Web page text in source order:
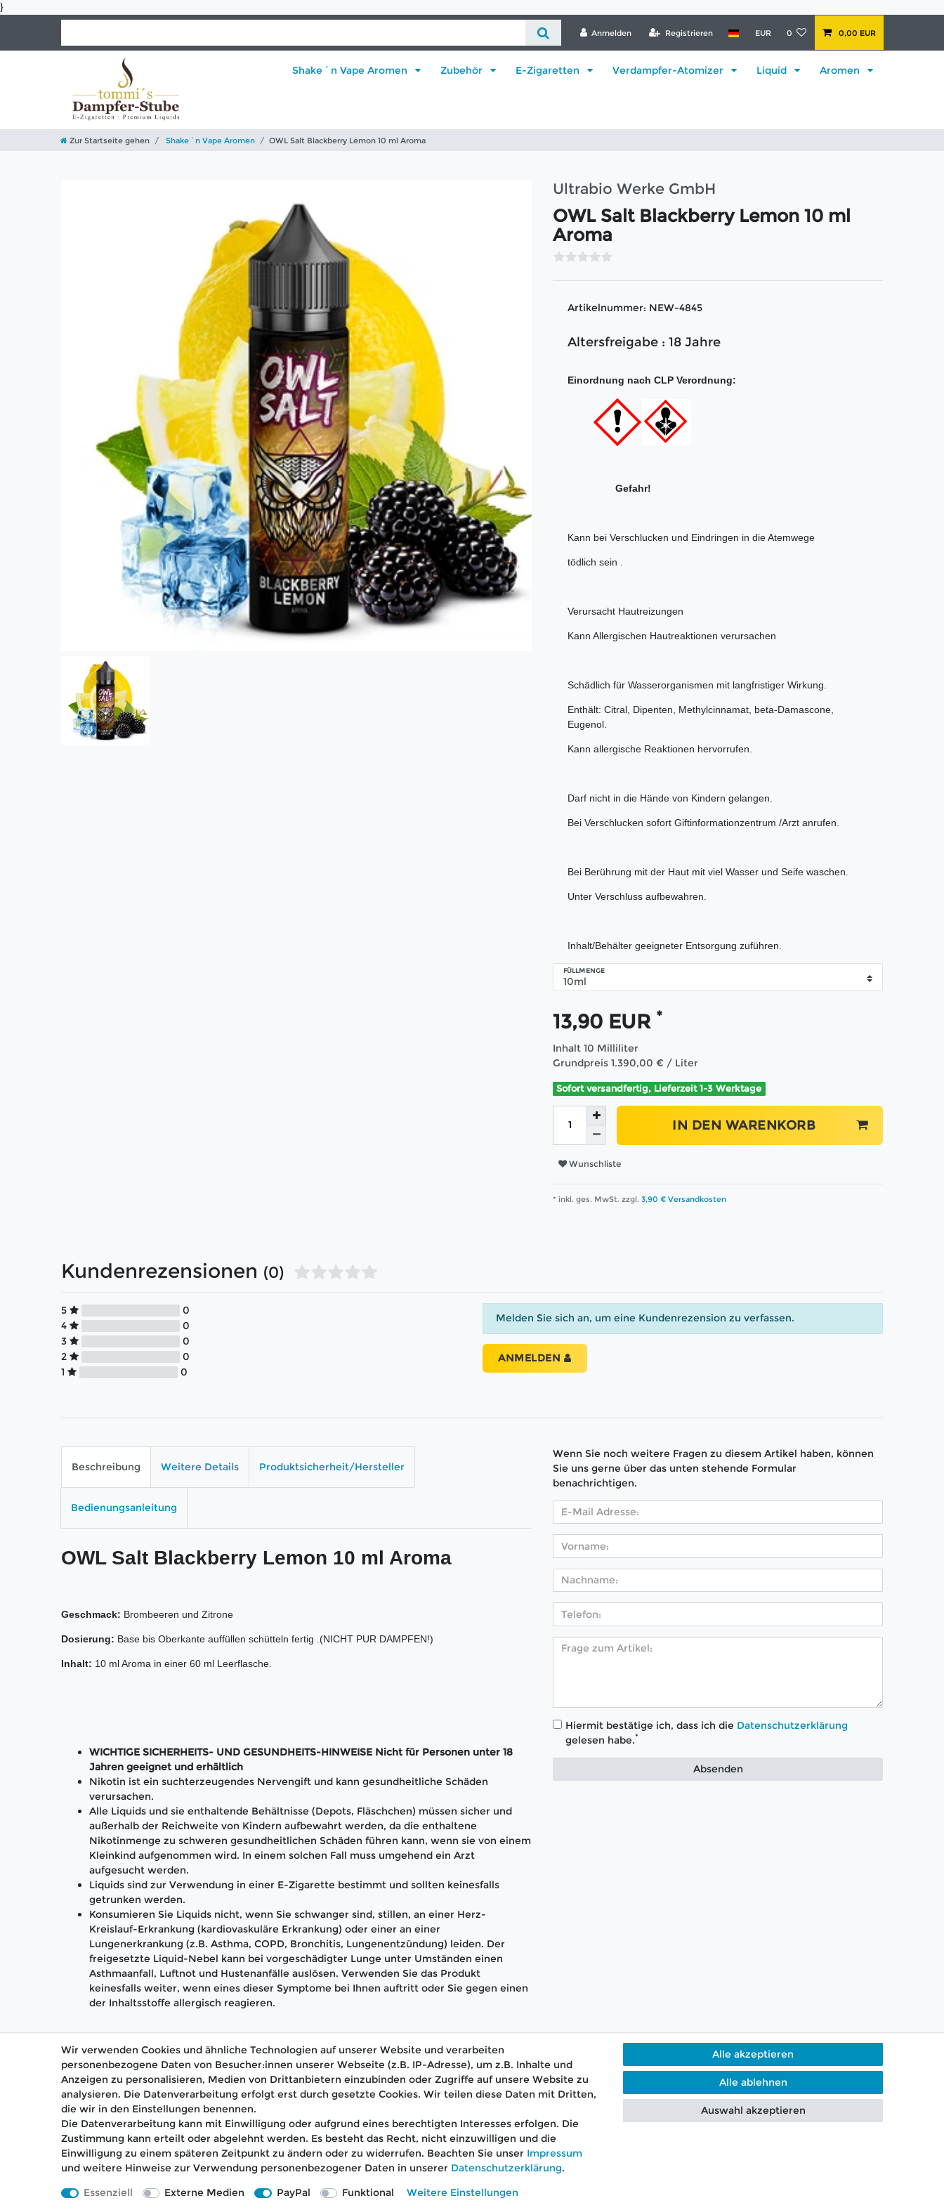
}
Anmelden Registrieren EUR 0 0,00 EUR
Shake´n Vape Aromen Zubehör E-Zigaretten Verdampfer-Atomizer Liquid Aromen
Zur Startseite gehen Shake´n Vape Aromen OWL Salt Blackberry Lemon 10 ml Aroma
Ultrabio Werke GmbH
OWL Salt Blackberry Lemon 10 ml
Aroma
Artikelnummer: NEW-4845
Altersfreigabe : 18 Jahre
Einordnung nach CLP Verordnung:
Gefahr!
Kann bei Verschlucken und Eindringen in die Atemwege
tödlich sein .
Verursacht Hautreizungen
Kann Allergischen Hautreaktionen verursachen
Schädlich für Wasserorganismen mit langfristiger Wirkung.
Enthält: Citral, Dipenten, Methylcinnamat, beta-Damascone,
Eugenol.
Kann allergische Reaktionen hervorrufen.
Darf nicht in die Hände von Kindern gelangen.
Bei Verschlucken sofort Giftinformationzentrum /Arzt anrufen.
Bei Berührung mit der Haut mit viel Wasser und Seife waschen.
Unter Verschluss aufbewahren.
Inhalt/Behälter geeigneter Entsorgung zuführen.
FÜLLMENGE
13,90 EUR *
Inhalt 10 Milliliter
Grundpreis 1.390,00 € / Liter
Sofort versandfertig, Lieferzeit 1-3 Werktage
IN DEN WARENKORB
Wunschliste
* inkl. ges. MwSt. zzgl. 3,90 € Versandkosten
Kundenrezensionen (0)
5
0
4
0
3
0
2
0
1
0
Melden Sie sich an, um eine Kundenrezension zu verfassen.
ANMELDEN
Beschreibung Weitere Details Produktsicherheit/Hersteller
Bedienungsanleitung
OWL Salt Blackberry Lemon 10 ml Aroma
Geschmack: Brombeeren und Zitrone
Dosierung: Base bis Oberkante auffüllen schütteln fertig .(NICHT PUR DAMPFEN!)
Inhalt: 10 ml Aroma in einer 60 ml Leerflasche.
WICHTIGE SICHERHEITS- UND GESUNDHEITS-HINWEISE Nicht für Personen unter 18
Jahren geeignet und erhältlich
Nikotin ist ein suchterzeugendes Nervengift und kann gesundheitliche Schäden
verursachen.
Alle Liquids und sie enthaltende Behältnisse (Depots, Fläschchen) müssen sicher und
außerhalb der Reichweite von Kindern aufbewahrt werden, da die enthaltene
Nikotinmenge zu schweren gesundheitlichen Schäden führen kann, wenn sie von einem
Kleinkind aufgenommen wird. In einem solchen Fall muss umgehend ein Arzt
aufgesucht werden.
Liquids sind zur Verwendung in einer E-Zigarette bestimmt und sollten keinesfalls
getrunken werden.
Konsumieren Sie Liquids nicht, wenn Sie schwanger sind, stillen, an einer Herz-
Kreislauf-Erkrankung (kardiovaskuläre Erkrankung) oder einer an einer
Lungenerkrankung (z.B. Asthma, COPD, Bronchitis, Lungenentzündung) leiden. Der
freigesetzte Liquid-Nebel kann bei vorgeschädigter Lunge unter Umständen einen
Asthmaanfall, Luftnot und Hustenanfälle auslösen. Verwenden Sie das Produkt
keinesfalls weiter, wenn eines dieser Symptome bei Ihnen auftritt oder Sie gegen einen
der Inhaltsstoffe allergisch reagieren.
Wenn Sie noch weitere Fragen zu diesem Artikel haben, können
Sie uns gerne über das unten stehende Formular
benachrichtigen.
Hiermit bestätige ich, dass ich die Daten­schutz­erklärung
gelesen habe.*
Absenden
🚚 Schneller Versand📦 Kostenloser Versand ab 75 €📞 Kostenlose Beratung per Telefon & WhatsApp
Wir verwenden Cookies und ähnliche Technologien auf unserer Website und verarbeiten
personenbezogene Daten von Besucher:innen unserer Webseite (z.B. IP-Adresse), um z.B. Inhalte und
Anzeigen zu personalisieren, Medien von Drittanbietern einzubinden oder Zugriffe auf unsere Website zu
analysieren. Die Datenverarbeitung erfolgt erst durch gesetzte Cookies. Wir teilen diese Daten mit Dritten,
die wir in den Einstellungen benennen.
Die Datenverarbeitung kann mit Einwilligung oder aufgrund eines berechtigten Interesses erfolgen. Die
Zustimmung kann erteilt oder abgelehnt werden. Es besteht das Recht, nicht einzuwilligen und die
Einwilligung zu einem späteren Zeitpunkt zu ändern oder zu widerrufen. Beachten Sie unser Impressum
und weitere Hinweise zur Verwendung personenbezogener Daten in unserer Daten­schutz­erklärung.
Essenziell
Externe Medien PayPal Funktional Weitere Einstellungen
Alle akzeptieren
Alle ablehnen
Auswahl akzeptieren